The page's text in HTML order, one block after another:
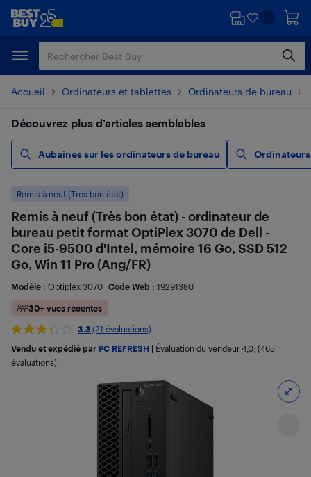
Passer
principal
Passer
Accueil Ordinateurs et tablettes Ordinateurs de bureau
Découvrez plus d’articles semblables
Aubaines sur les ordinateurs de bureau
Remis à neuf (Très bon état)
Remis à neuf (Très bon état) - ordinateur de
bureau petit format OptiPlex 3070 de Dell -
Core i5-9500 d'Intel, mémoire 16 Go, SSD 512
Go, Win 11 Pro (Ang/FR)
Modèle : Optiplex 3070 Code Web : 19291380
30+ vues récentes
3.3 (21 évaluations)
Vendu et expédié par PC REFRESH Évaluation du vendeur 4,0; (465
évaluations)